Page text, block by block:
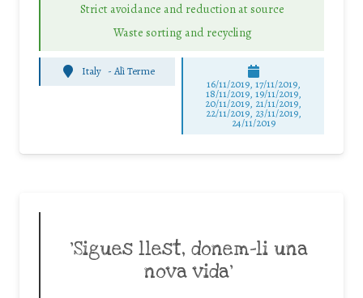
Strict avoidance and reduction at source
Waste sorting and recycling
Italy -Alì Terme
16/11/2019, 17/11/2019,
18/11/2019, 19/11/2019,
20/11/2019, 21/11/2019,
22/11/2019, 23/11/2019,
24/11/2019
‘Sigues llest, donem-li una
nova vida’